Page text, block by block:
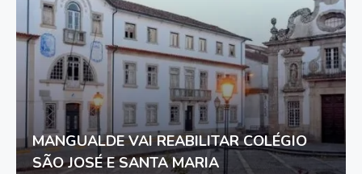
MANGUALDE VAI REABILITAR COLÉGIO
SÃO JOSÉ E SANTA MARIA